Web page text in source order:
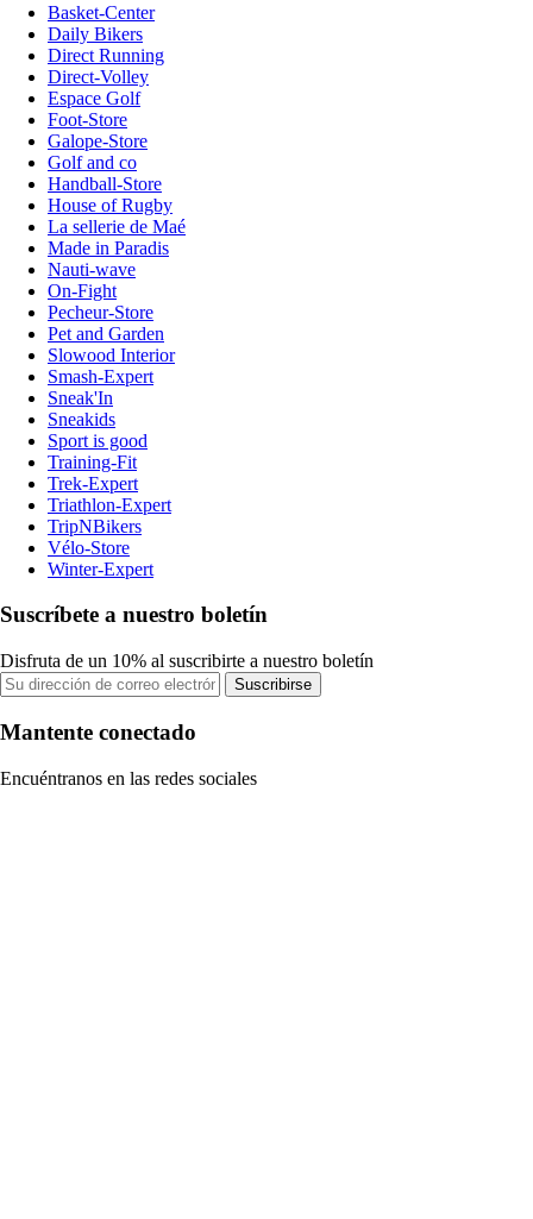
Basket-Center
Daily Bikers
Direct Running
Direct-Volley
Espace Golf
Foot-Store
Galope-Store
Golf and co
Handball-Store
House of Rugby
La sellerie de Maé
Made in Paradis
Nauti-wave
On-Fight
Pecheur-Store
Pet and Garden
Slowood Interior
Smash-Expert
Sneak'In
Sneakids
Sport is good
Training-Fit
Trek-Expert
Triathlon-Expert
TripNBikers
Vélo-Store
Winter-Expert
Suscríbete a nuestro boletín
Disfruta de un 10% al suscribirte a nuestro boletín
Suscribirse
Mantente conectado
Encuéntranos en las redes sociales